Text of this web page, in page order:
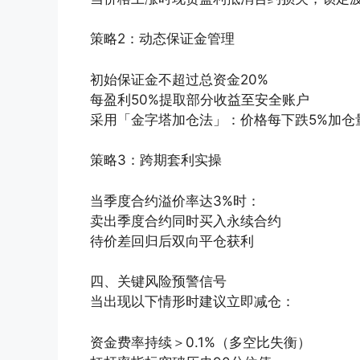
策略2：动态保证金管理
初始保证金不超过总资金20%
每盈利50%提取部分收益至安全账户
采用「金字塔加仓法」：价格每下跌5%加
策略3：跨期套利实操
当季度合约溢价率达3%时：
卖出季度合约同时买入永续合约
待价差回归后双向平仓获利
四、关键风险预警信号
当出现以下情形时建议立即减仓：
资金费率持续＞0.1%（多空比失衡）